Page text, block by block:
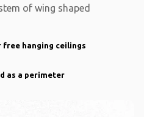
of wing shaped
free hanging ceilings
as a perimeter